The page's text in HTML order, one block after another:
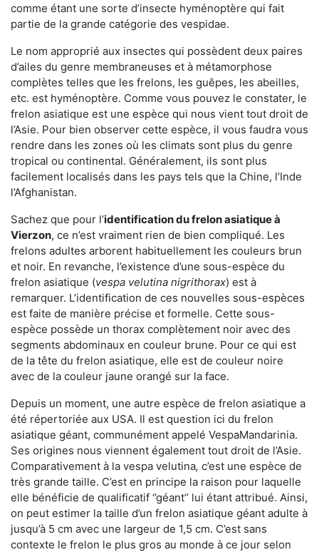
comme étant une sorte d’insecte hyménoptère qui fait
partie de la grande catégorie des vespidae.
Le nom approprié aux insectes qui possèdent deux paires
d’ailes du genre membraneuses et à métamorphose
complètes telles que les frelons, les guêpes, les abeilles,
etc. est hyménoptère. Comme vous pouvez le constater, le
frelon asiatique est une espèce qui nous vient tout droit de
l’Asie. Pour bien observer cette espèce, il vous faudra vous
rendre dans les zones où les climats sont plus du genre
tropical ou continental. Généralement, ils sont plus
facilement localisés dans les pays tels que la Chine, l’Inde
l’Afghanistan.
Sachez que pour l’identification du frelon asiatiqueà
Vierzon, ce n’est vraiment rien de bien compliqué. Les
frelons adultes arborent habituellement les couleurs brun
et noir. En revanche, l’existence d’une sous-espèce du
frelon asiatique (vespa velutina nigrithorax) est à
remarquer. L’identification de ces nouvelles sous-espèces
est faite de manière précise et formelle. Cette sous-
espèce possède un thorax complètement noir avec des
segments abdominaux en couleur brune. Pour ce qui est
de la tête du frelon asiatique, elle est de couleur noire
avec de la couleur jaune orangé sur la face.
Depuis un moment, une autre espèce de frelon asiatique a
été répertoriée aux USA. Il est question ici du frelon
asiatique géant, communément appelé VespaMandarinia.
Ses origines nous viennent également tout droit de l’Asie.
Comparativement à la vespa velutina, c’est une espèce de
très grande taille. C’est en principe la raison pour laquelle
elle bénéficie de qualificatif ‘’géant’’ lui étant attribué. Ainsi,
on peut estimer la taille d’un frelon asiatique géant adulte à
jusqu’à 5 cm avec une largeur de 1,5 cm. C’est sans
contexte le frelon le plus gros au monde à ce jour selon